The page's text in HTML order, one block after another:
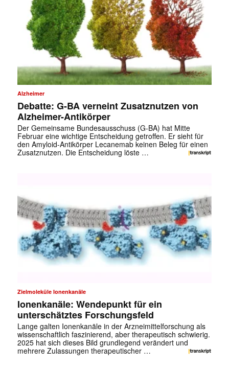
Alzheimer
Debatte: G-BA verneint Zusatznutzen von
Alzheimer-Antikörper
Der Gemeinsame Bundesausschuss (G-BA) hat Mitte
Februar eine wichtige Entscheidung getroffen. Er sieht für
den Amyloid-Antikörper Lecanemab keinen Beleg für einen
Zusatznutzen. Die Entscheidung löste …
Zielmoleküle Ionenkanäle
Ionenkanäle: Wendepunkt für ein
unterschätztes Forschungsfeld
Lange galten Ionenkanäle in der Arzneimittelforschung als
wissenschaftlich faszinierend, aber therapeutisch schwierig.
2025 hat sich dieses Bild grundlegend verändert und
mehrere Zulassungen therapeutischer …